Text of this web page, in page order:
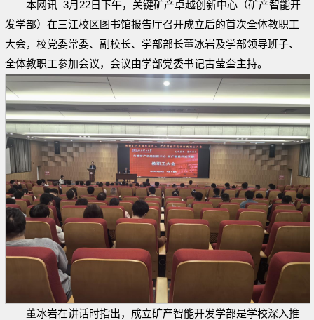
本网讯 3月22日下午，关键矿产卓越创新中心（矿产智能开
发学部）在三江校区图书馆报告厅召开成立后的首次全体教职工
大会，校党委常委、副校长、学部部长董冰岩及学部领导班子、
全体教职工参加会议，会议由学部党委书记古莹奎主持。
董冰岩在讲话时指出，成立矿产智能开发学部是学校深入推